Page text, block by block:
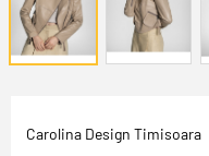
Carolina Design Timisoara